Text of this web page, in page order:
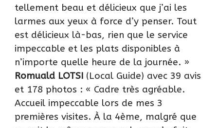
tellement beau et délicieux que j’ai les
larmes aux yeux à force d’y penser. Tout
est délicieux là-bas, rien que le service
impeccable et les plats disponibles à
n’importe quelle heure de la journée. »
Romuald LOTSI (Local Guide) avec 39 avis
et 178 photos : « Cadre très agréable.
Accueil impeccable lors de mes 3
premières visites. À la 4ème, malgré que